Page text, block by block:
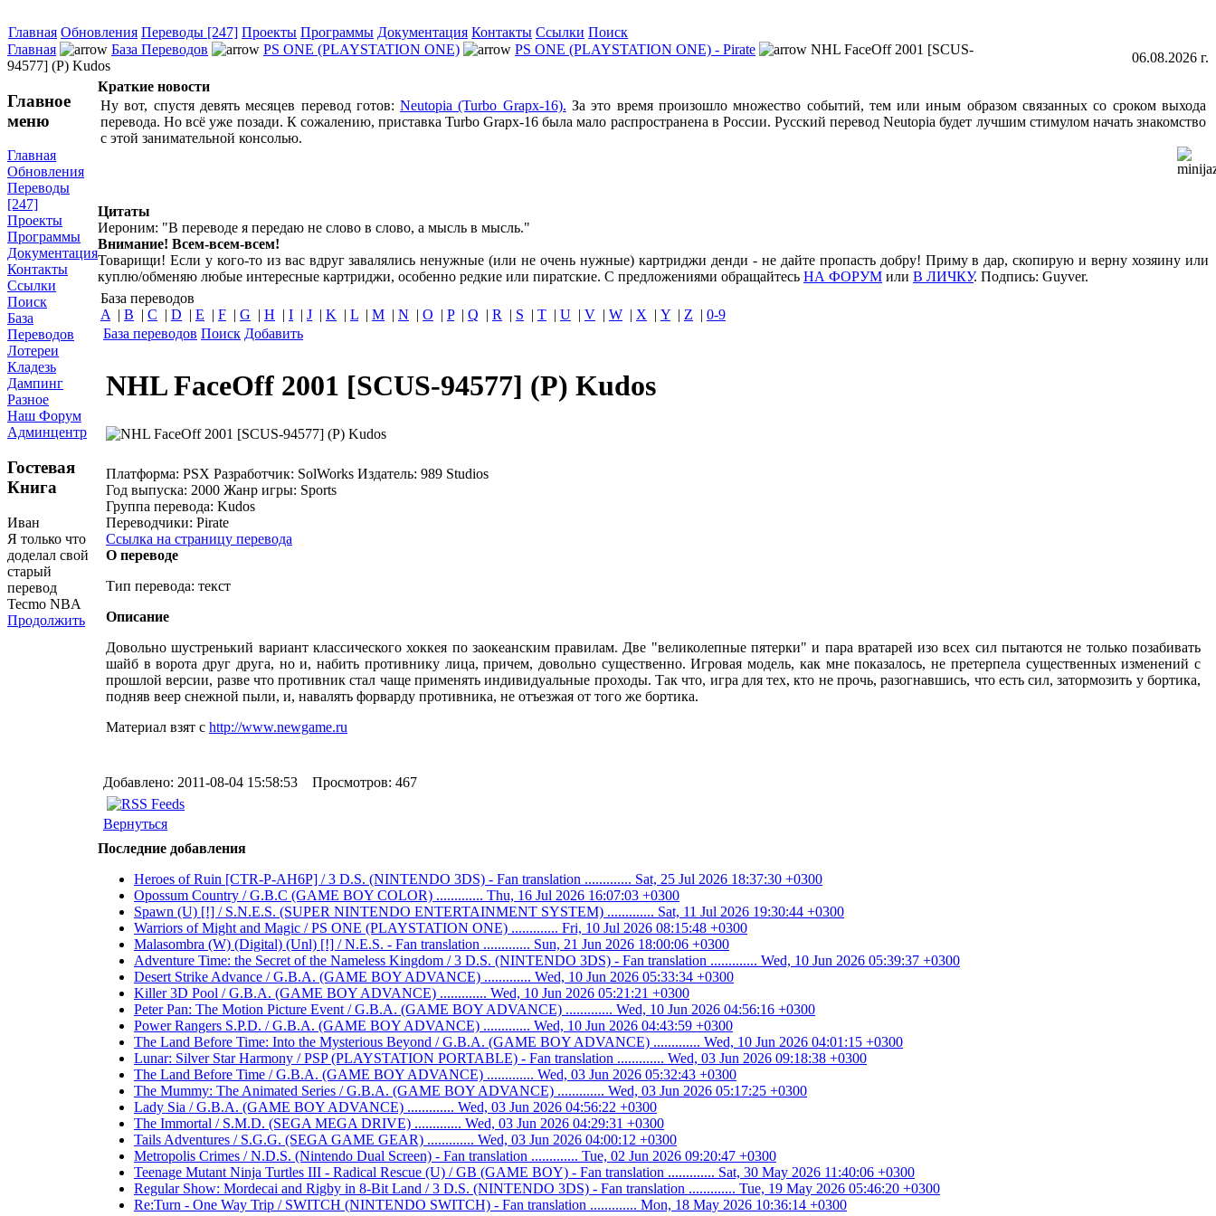
Главная Обновления Переводы [247] Проекты Программы Документация Контакты Ссылки Поиск
Главная
База Переводов PS ONE (PLAYSTATION ONE) PS ONE (PLAYSTATION ONE) - Pirate
NHL FaceOff 2001 [SCUS-
94577] (P) Kudos
06.08.2026 г.
Главное
меню
Главная
Обновления
Переводы
[247]
Проекты
Программы
Документация
Контакты
Ссылки
Поиск
База
Переводов
Лотереи
Кладезь
Дампинг
Разное
Наш Форум
Админцентр
Гостевая
Книга
Иван
Я только что
доделал свой
старый
перевод
Tecmo NBA
Продолжить
Краткие новости
Ну вот, спустя девять месяцев перевод готов:Neutopia (Turbo Grapx-16). За это время произошло множество событий, тем или иным образом связанных со сроком выхода
перевода. Но всё уже позади. К сожалению, приставка Turbo Grapx-16 была мало распространена в России. Русский перевод Neutopia будет лучшим стимулом начать знакомство
с этой занимательной консолью.
Цитаты
Иероним: "В переводе я передаю не слово в слово, а мысль в мысль."
Внимание! Всем-всем-всем!
Товарищи! Если у кого-то из вас вдруг завалялись ненужные (или не очень нужные) картриджи денди - не дайте пропасть добру! Приму в дар, скопирую и верну хозяину или
куплю/обменяю любые интересные картриджи, особенно редкие или пиратские. С предложениями обращайтесь НА ФОРУМ или В ЛИЧКУ. Подпись: Guyver.
База переводов
A | B | C | D | E | F | G | H | I | J | K | L | M | N | O | P| Q | R | S | T | U | V | W | X | Y | Z | 0-9
База переводов Поиск Добавить
NHL FaceOff 2001 [SCUS-94577] (P) Kudos
Платформа: PSX Разработчик: SolWorks Издатель: 989 Studios
Год выпуска: 2000 Жанр игры: Sports
Группа перевода: Kudos
Переводчики: Pirate
Ссылка на страницу перевода
О переводе
Тип перевода: текст
Описание
Довольно шустренький вариант классического хоккея по заокеанским правилам. Две "великолепные пятерки" и пара вратарей изо всех сил пытаются не только позабивать
шайб в ворота друг друга, но и, набить противнику лица, причем, довольно существенно. Игровая модель, как мне показалось, не претерпела существенных изменений с
прошлой версии, разве что противник стал чаще применять индивидуальные проходы. Так что, игра для тех, кто не прочь, разогнавшись, что есть сил, затормозить у бортика,
подняв веер снежной пыли, и, навалять форварду противника, не отъезжая от того же бортика.
Материал взят с http://www.newgame.ru
Добавлено: 2011-08-04 15:58:53 Просмотров: 467
Вернуться
Последние добавления
Heroes of Ruin [CTR-P-AH6P] / 3 D.S. (NINTENDO 3DS) - Fan translation ............. Sat, 25 Jul 2026 18:37:30 +0300
Opossum Country / G.B.C (GAME BOY COLOR) ............. Thu, 16 Jul 2026 16:07:03 +0300
Spawn (U) [!] / S.N.E.S. (SUPER NINTENDO ENTERTAINMENT SYSTEM) ............. Sat, 11 Jul 2026 19:30:44 +0300
Warriors of Might and Magic / PS ONE (PLAYSTATION ONE) ............. Fri, 10 Jul 2026 08:15:48 +0300
Malasombra (W) (Digital) (Unl) [!] / N.E.S. - Fan translation ............. Sun, 21 Jun 2026 18:00:06 +0300
Adventure Time: the Secret of the Nameless Kingdom / 3 D.S. (NINTENDO 3DS) - Fan translation ............. Wed, 10 Jun 2026 05:39:37 +0300
Desert Strike Advance / G.B.A. (GAME BOY ADVANCE) ............. Wed, 10 Jun 2026 05:33:34 +0300
Killer 3D Pool / G.B.A. (GAME BOY ADVANCE) ............. Wed, 10 Jun 2026 05:21:21 +0300
Peter Pan: The Motion Picture Event / G.B.A. (GAME BOY ADVANCE) ............. Wed, 10 Jun 2026 04:56:16 +0300
Power Rangers S.P.D. / G.B.A. (GAME BOY ADVANCE) ............. Wed, 10 Jun 2026 04:43:59 +0300
The Land Before Time: Into the Mysterious Beyond / G.B.A. (GAME BOY ADVANCE) ............. Wed, 10 Jun 2026 04:01:15 +0300
Lunar: Silver Star Harmony / PSP (PLAYSTATION PORTABLE) - Fan translation ............. Wed, 03 Jun 2026 09:18:38 +0300
The Land Before Time / G.B.A. (GAME BOY ADVANCE) ............. Wed, 03 Jun 2026 05:32:43 +0300
The Mummy: The Animated Series / G.B.A. (GAME BOY ADVANCE) ............. Wed, 03 Jun 2026 05:17:25 +0300
Lady Sia / G.B.A. (GAME BOY ADVANCE) ............. Wed, 03 Jun 2026 04:56:22 +0300
The Immortal / S.M.D. (SEGA MEGA DRIVE) ............. Wed, 03 Jun 2026 04:29:31 +0300
Tails Adventures / S.G.G. (SEGA GAME GEAR) ............. Wed, 03 Jun 2026 04:00:12 +0300
Metropolis Crimes / N.D.S. (Nintendo Dual Screen) - Fan translation ............. Tue, 02 Jun 2026 09:20:47 +0300
Teenage Mutant Ninja Turtles III - Radical Rescue (U) / GB (GAME BOY) - Fan translation ............. Sat, 30 May 2026 11:40:06 +0300
Regular Show: Mordecai and Rigby in 8-Bit Land / 3 D.S. (NINTENDO 3DS) - Fan translation ............. Tue, 19 May 2026 05:46:20 +0300
Re:Turn - One Way Trip / SWITCH (NINTENDO SWITCH) - Fan translation ............. Mon, 18 May 2026 10:36:14 +0300